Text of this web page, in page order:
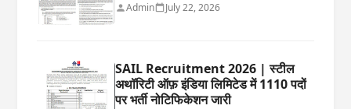
Admin July 22, 2026
SAIL Recruitment 2026 | स्टील
अथॉरिटी ऑफ़ इंडिया लिमिटेड में 1110 पदों
पर भर्ती नोटिफिकेशन जारी